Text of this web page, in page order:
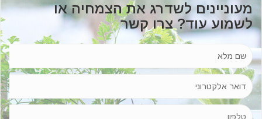
מעוניינים לשדרג את הצמחיה או
לשמוע עוד? צרו קשר